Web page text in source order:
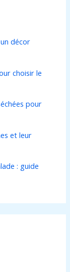
décor
choisir le
pour
et leur
: guide